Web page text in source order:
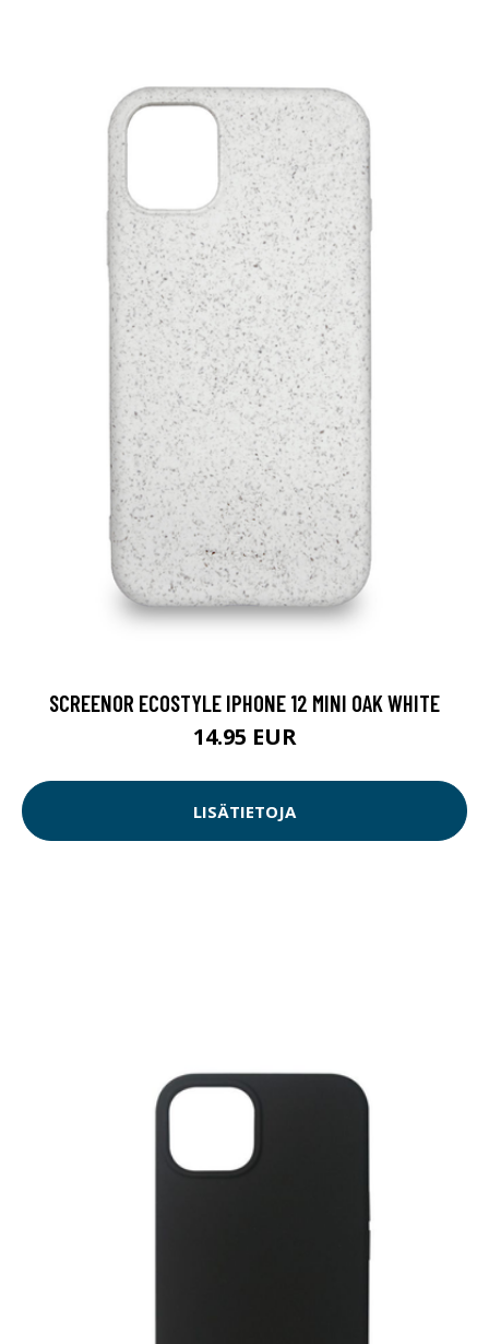
SCREENOR ECOSTYLE IPHONE 12 MINI OAK WHITE
14.95 EUR
LISÄTIETOJA